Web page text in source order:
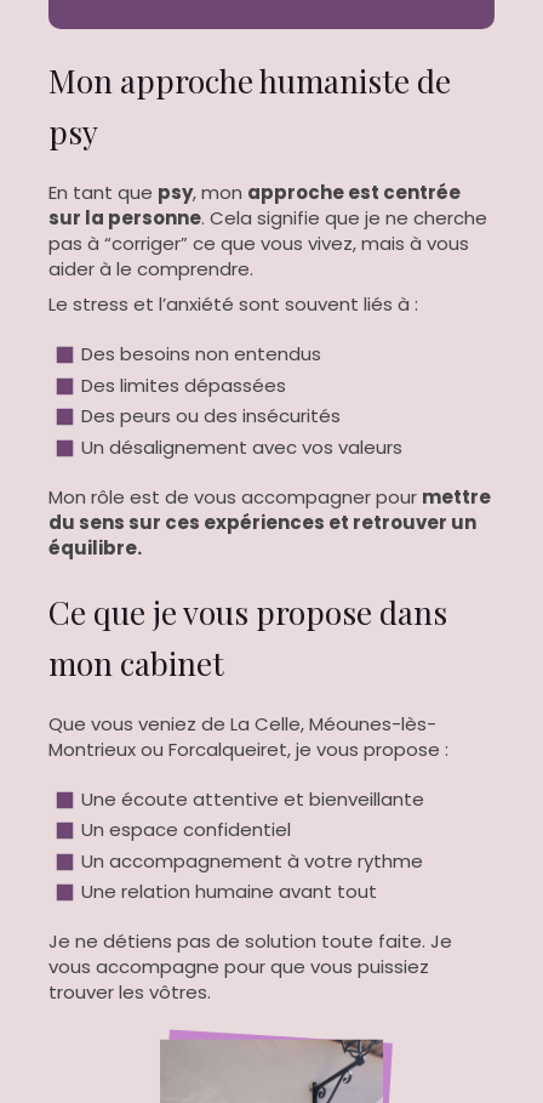
Mon approche humaniste de
psy
En tant que psy, mon approche est centrée
sur la personne. Cela signifie que je ne cherche
pas à “corriger” ce que vous vivez, mais à vous
aider à le comprendre.
Le stress et l’anxiété sont souvent liés à :
Des besoins non entendus
Des limites dépassées
Des peurs ou des insécurités
Un désalignement avec vos valeurs
Mon rôle est de vous accompagner pour mettre
du sens sur ces expériences et retrouver un
équilibre.
Ce que je vous propose dans
mon cabinet
Que vous veniez de La Celle, Méounes-lès-
Montrieux ou Forcalqueiret, je vous propose :
Une écoute attentive et bienveillante
Un espace confidentiel
Un accompagnement à votre rythme
Une relation humaine avant tout
Je ne détiens pas de solution toute faite. Je
vous accompagne pour que vous puissiez
trouver les vôtres.